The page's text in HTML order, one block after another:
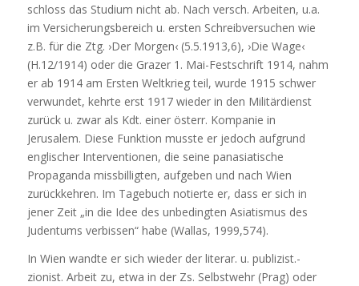
schloss das Studium nicht ab. Nach versch. Arbeiten, u.a.
im Versicherungsbereich u. ersten Schreibversuchen wie
z.B. für die Ztg. ›Der Morgen‹ (5.5.1913,6), ›Die Wage‹
(H.12/1914) oder die Grazer 1. Mai-Festschrift 1914, nahm
er ab 1914 am Ersten Weltkrieg teil, wurde 1915 schwer
verwundet, kehrte erst 1917 wieder in den Militärdienst
zurück u. zwar als Kdt. einer österr. Kompanie in
Jerusalem. Diese Funktion musste er jedoch aufgrund
englischer Interventionen, die seine panasiatische
Propaganda missbilligten, aufgeben und nach Wien
zurückkehren. Im Tagebuch notierte er, dass er sich in
jener Zeit „in die Idee des unbedingten Asiatismus des
Judentums verbissen“ habe (Wallas, 1999,574).
In Wien wandte er sich wieder der literar. u. publizist.-
zionist. Arbeit zu, etwa in der Zs. Selbstwehr (Prag) oder